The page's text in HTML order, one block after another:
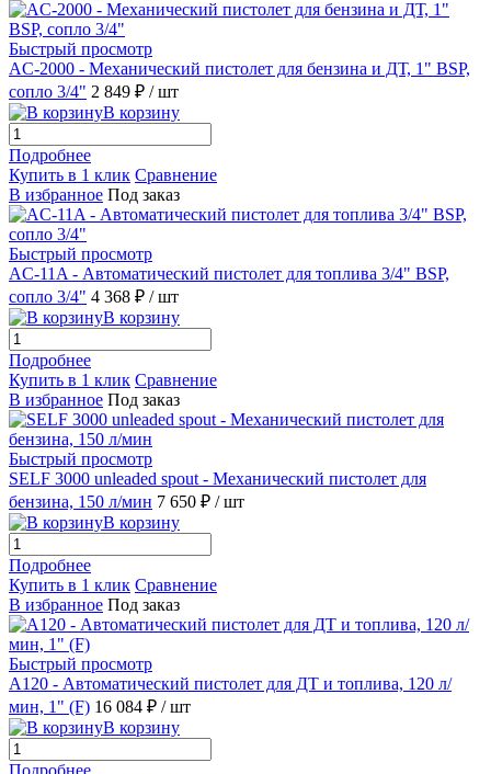
Быстрый просмотр
AC-2000 - Механический пистолет для бензина и ДТ, 1" BSP,
сопло 3/4" 2 849 ₽ / шт
В корзину
Подробнее
Купить в 1 клик Сравнение
В избранное Под заказ
Быстрый просмотр
AC-11A - Автоматический пистолет для топлива 3/4" BSP,
сопло 3/4" 4 368 ₽ / шт
В корзину
Подробнее
Купить в 1 клик Сравнение
В избранное Под заказ
Быстрый просмотр
SELF 3000 unleaded spout - Механический пистолет для
бензина, 150 л/мин 7 650 ₽ / шт
В корзину
Подробнее
Купить в 1 клик Сравнение
В избранное Под заказ
Быстрый просмотр
A120 - Автоматический пистолет для ДТ и топлива, 120 л/
мин, 1" (F) 16 084 ₽ / шт
В корзину
Подробнее